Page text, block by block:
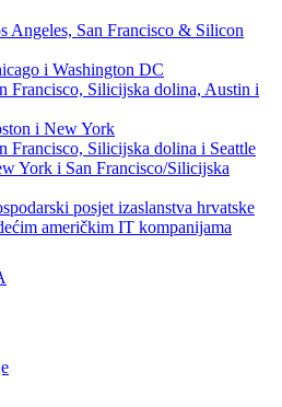
Angeles, San Francisco & Silicon
i Washington DC
Francisco, Silicijska dolina, Austin i
i New York
Francisco, Silicijska dolina i Seattle
York i San Francisco/Silicijska
posjet izaslanstva hrvatske
američkim IT kompanijama